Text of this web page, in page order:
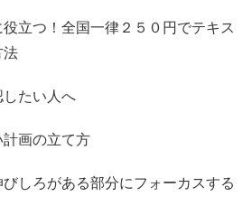
立つ！全国一律２５０円でテキス
法
したい人へ
画の立て方
しろがある部分にフォーカスする